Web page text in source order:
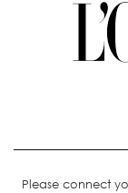
Please connect